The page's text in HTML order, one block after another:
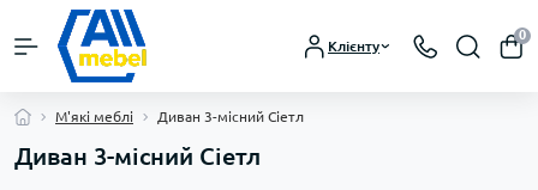
Клієнту
0
М'які меблі Диван 3-місний Сіетл
Диван 3-місний Сіетл